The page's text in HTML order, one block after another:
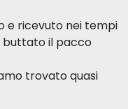
e ricevuto nei tempi
buttato il pacco
trovato quasi